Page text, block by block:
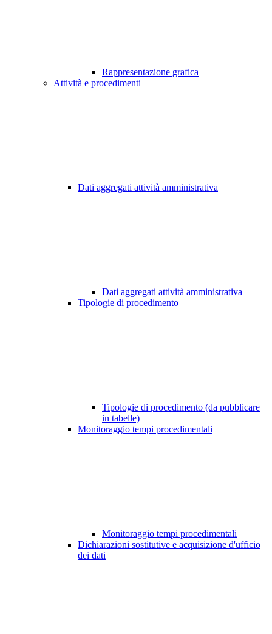
Rappresentazione grafica
Attività e procedimenti
Dati aggregati attività amministrativa
Dati aggregati attività amministrativa
Tipologie di procedimento
Tipologie di procedimento (da pubblicare
in tabelle)
Monitoraggio tempi procedimentali
Monitoraggio tempi procedimentali
Dichiarazioni sostitutive e acquisizione d'ufficio
dei dati